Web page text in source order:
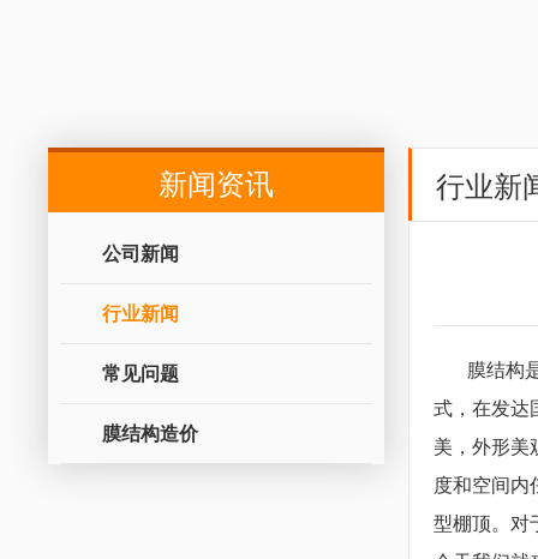
新闻资讯
公司新闻
行业新闻
常见问题
膜结构造价
行业新
膜结构是
式，在发达
美，外形美
度和空间内
型棚顶。对